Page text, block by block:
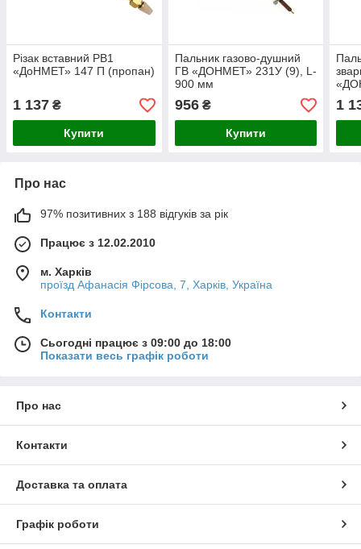
Різак вставний РВ1
«ДоНМЕТ» 147 П (пропан)
1 137 ₴
Купити
Пальник газово-душний
ГВ «ДОНМЕТ» 231У (9), L-
900 мм
956₴
Купити
1
Про нас
97% позитивних з 188 відгуків за рік
Працює з 12.02.2010
м. Харків
проїзд Афанасія Фірсова, 7, Харків, Україна
Контакти
Сьогодні працює з 09:00 до 18:00
Показати весь графік роботи
Про нас
Контакти
Доставка та оплата
Графік роботи